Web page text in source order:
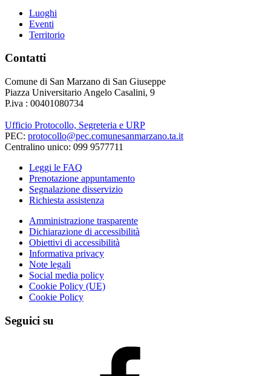
Luoghi
Eventi
Territorio
Contatti
Comune di San Marzano di San Giuseppe
Piazza Universitario Angelo Casalini, 9
P.iva : 00401080734
Ufficio Protocollo, Segreteria e URP
PEC: protocollo@pec.comunesanmarzano.ta.it
Centralino unico: 099 9577711
Leggi le FAQ
Prenotazione appuntamento
Segnalazione disservizio
Richiesta assistenza
Amministrazione trasparente
Dichiarazione di accessibilità
Obiettivi di accessibilità
Informativa privacy
Note legali
Social media policy
Cookie Policy (UE)
Cookie Policy
Seguici su